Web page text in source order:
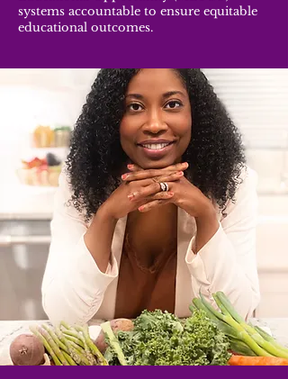
systems accountable to ensure equitable
educational outcomes.